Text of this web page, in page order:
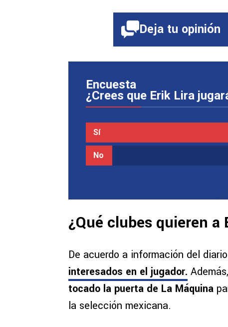
Deja tu opinión
Encuesta
¿Crees que Erik Lira
Sí
No
¿Qué clubes quieren a
De acuerdo a información del
interesados en el jugador. Además,
tocado la puerta de La Máquina
la selección mexicana.